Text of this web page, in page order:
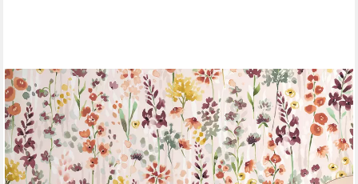
A.S. CRÉATION
Vliestapete Aquarell Dreams Blümchen-Tapete Mustertapete
Blumen Blumen, glatt, matt, (1 St), Vliestapete Blumen für
Schlafzimmer Küche Wohnzimmer Blümchen Design
ab 21,50 €
UVP42,95 €
(4,03 €/ 1 qm)